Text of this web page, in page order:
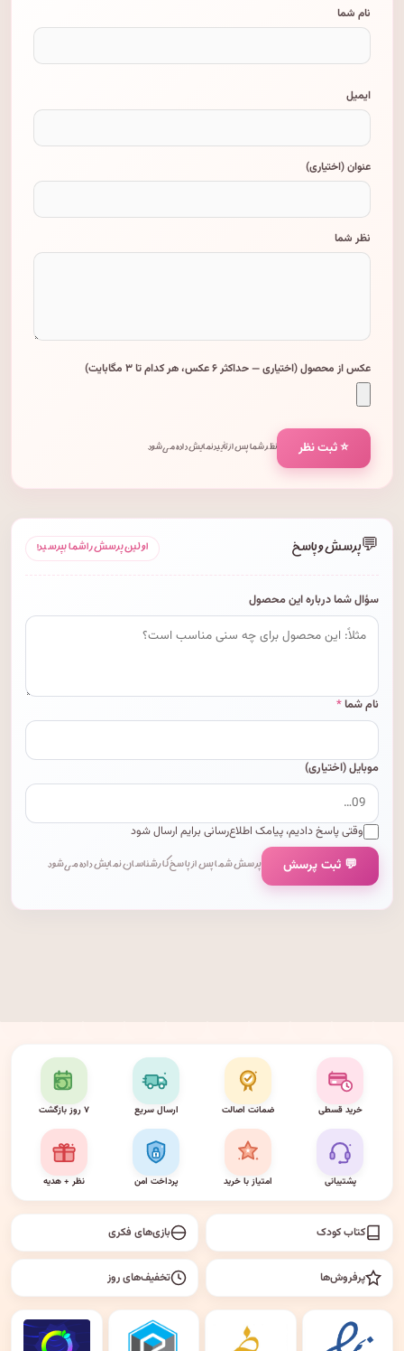
نام شما
ایمیل
عنوان (اختیاری)
نظر شما
عکس از محصول (اختیاری — حداکثر ۶ عکس، هر کدام تا ۳ مگابایت)
⭐ ثبت نظر نظر شما پس از تأیید نمایش داده می‌شود.
💬پرسش و پاسخ اولین پرسش را شما بپرسید!
سؤال شما درباره این محصول
نام شما*
موبایل (اختیاری)
وقتی پاسخ دادیم، پیامک اطلاع‌رسانی برایم ارسال شود
💬 ثبت پرسش پرسش شما پس از پاسخ کارشناسان نمایش داده می‌شود.
خرید قسطی ضمانت اصالت ارسال سریع ۷ روز بازگشت
پشتیبانی امتیاز با خرید پرداخت امن نظر + هدیه
کتاب کودک بازی‌های فکری
پرفروش‌ها تخفیف‌های روز